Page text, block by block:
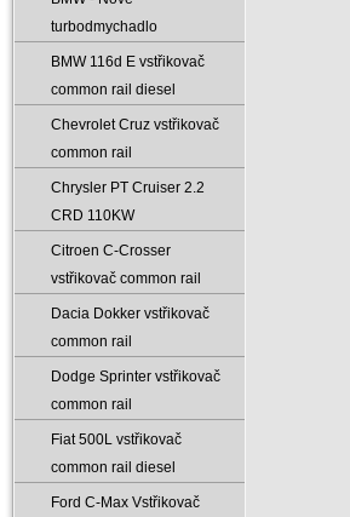
turbodmychadlo
BMW 116d E vstřikovač
common rail diesel
Chevrolet Cruz vstřikovač
common rail
Chrysler PT Cruiser 2.2
CRD 110KW
Citroen C-Crosser
vstřikovač common rail
Dacia Dokker vstřikovač
common rail
Dodge Sprinter vstřikovač
common rail
Fiat 500L vstřikovač
common rail diesel
Ford C-Max Vstřikovač